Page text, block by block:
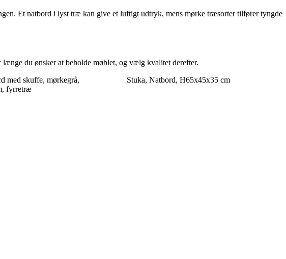
Et natbord i lyst træ kan give et luftigt udtryk, mens mørke træsorter tilfører tyngde
du ønsker at beholde møblet, og vælg kvalitet derefter.
med skuffe, mørkegrå,
fyrretræ
Stuka, Natbord, H65x45x35 cm